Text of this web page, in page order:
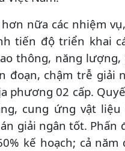
nữa các nhiệm
tiến độ triển khai
thông, năng lượng,
đoạn, chậm trễ giải
phương 02 cấp.
cung ứng vật
giải ngân tốt. Phấn
kế hoạch; cả năm